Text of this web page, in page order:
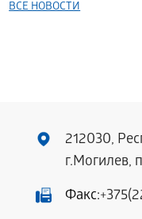
ВСЕ НОВОСТИ
212030,
г.Могилев,
Факс: